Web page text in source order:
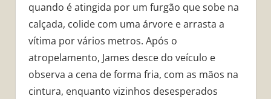
quando é atingida por um furgão que sobe na
calçada, colide com uma árvore e arrasta a
vítima por vários metros. Após o
atropelamento, James desce do veículo e
observa a cena de forma fria, com as mãos na
cintura, enquanto vizinhos desesperados